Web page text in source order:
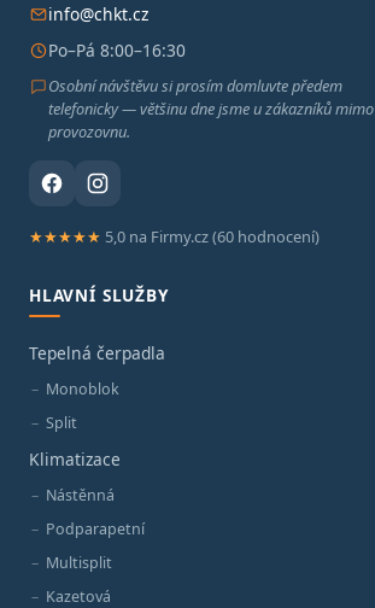
info@chkt.cz
Po–Pá 8:00–16:30
Osobní návštěvu si prosím domluvte předem
telefonicky — většinu dne jsme u zákazníků mimo
provozovnu.
★★★★★ 5,0 na Firmy.cz (60 hodnocení)
HLAVNÍ SLUŽBY
Tepelná čerpadla
Monoblok
Split
Klimatizace
Nástěnná
Podparapetní
Multisplit
Kazetová